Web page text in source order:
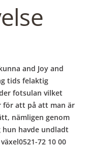
and Joy and
tids felaktig
fotsulan vilket
för att på att man är
nämligen genom
havde undladt
72 10 00